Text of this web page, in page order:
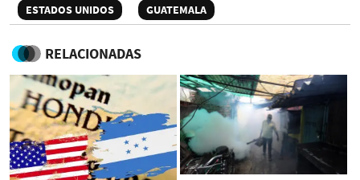
ESTADOS UNIDOS
GUATEMALA
RELACIONADAS